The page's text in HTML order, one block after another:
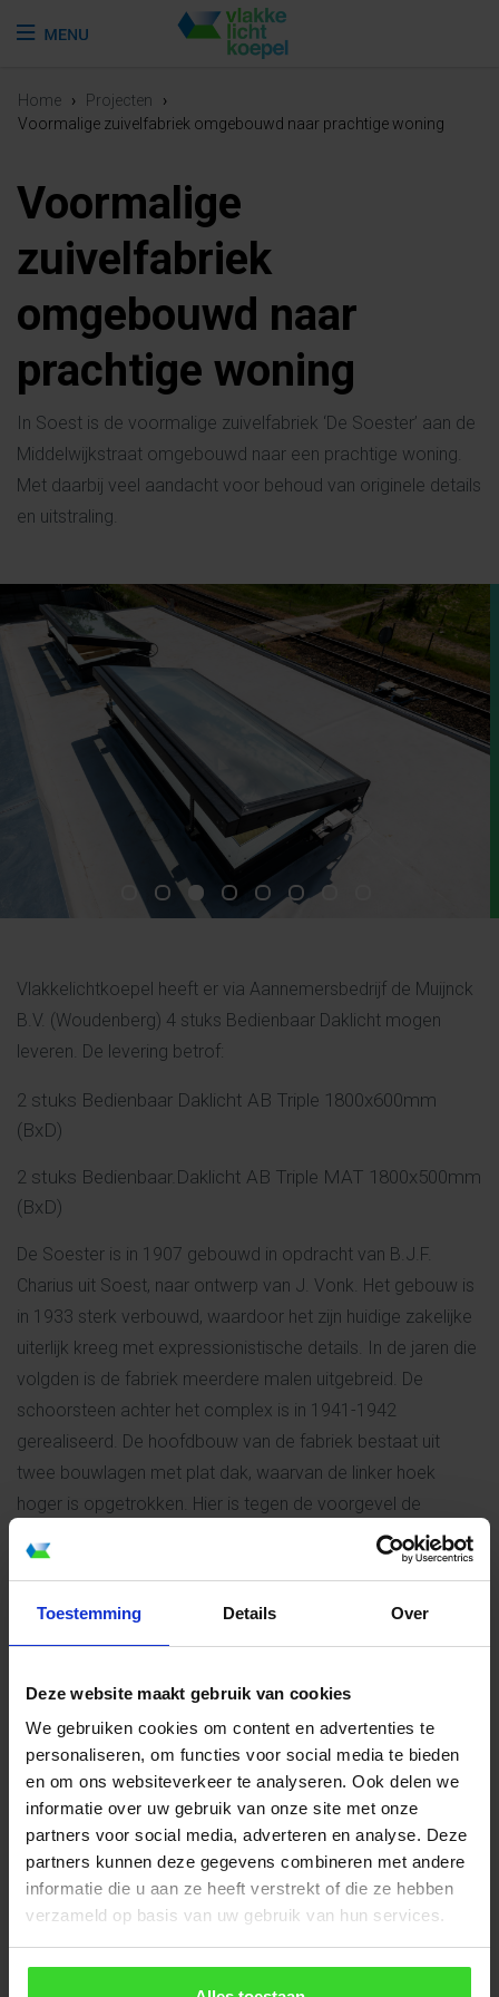
Toestemming Details Over
Deze website maakt gebruik van cookies
We gebruiken cookies om content en advertenties te
personaliseren, om functies voor social media te bieden
en om ons websiteverkeer te analyseren. Ook delen we
informatie over uw gebruik van onze site met onze
partners voor social media, adverteren en analyse. Deze
partners kunnen deze gegevens combineren met andere
informatie die u aan ze heeft verstrekt of die ze hebben
verzameld op basis van uw gebruik van hun services.
Home › Projecten ›
Voormalige zuivelfabriek omgebouwd naar prachtige woning
Voormalige
zuivelfabriek
omgebouwd naar
prachtige woning
In Soest is de voormalige zuivelfabriek ‘De Soester’ aan de
Middelwijkstraat omgebouwd naar een prachtige woning.
Met daarbij veel aandacht voor behoud van originele details
en uitstraling.
Vlakkelichtkoepel heeft er via Aannemersbedrijf de Muijnck
B.V. (Woudenberg) 4 stuks Bedienbaar Daklicht mogen
leveren. De levering betrof:
2 stuks Bedienbaar Daklicht AB Triple 1800x600mm
(BxD)
2 stuks Bedienbaar.Daklicht AB Triple MAT 1800x500mm
(BxD)
De Soester is in 1907 gebouwd in opdracht van B.J.F.
Charius uit Soest, naar ontwerp van J. Vonk. Het gebouw is
in 1933 sterk verbouwd, waardoor het zijn huidige zakelijke
uiterlijk kreeg met expressionistische details. In de jaren die
volgden is de fabriek meerdere malen uitgebreid. De
schoorsteen achter het complex is in 1941-1942
gerealiseerd. De hoofdbouw van de fabriek bestaat uit
twee bouwlagen met plat dak, waarvan de linker hoek
hoger is opgetrokken. Hier is tegen de voorgevel de
aanduiding ‘Zuivelfabriek de Soester’ aangebracht. Rechts
voor de gevel is een groot laad- en losplatform. Links op de
De Soester staat met de achterzijde gericht op de Stichtse
De nieuwe uitbreiding van de glazen serre met uitzicht over
de Eng is ontworpen door Luijk Architecten uit Soest. Zie
hier meer informatie:https://luijkarchitecten.nl/soest-
verbouwing-zuivelfabriek/
https://www.soestercourant.nl/lokaal
https://nl.wikipedia.org/wiki/Zuivelfabriek_De_Soester